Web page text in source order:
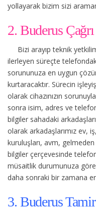
yollayarak bizim sizi
2. Buderus
Bizi arayıp teknik
ilerleyen süreçte
sorununuza en uygun
kurtaracaktır. Sürecin
olarak cihazınızın
sonra isim, adres ve
bilgiler sahadaki
olarak arkadaşlarımız ev,
kuruluşları, avm,
bilgiler çerçevesinde
müsaitlik durumunuza
daha sonraki bir zamana
3. Buderus